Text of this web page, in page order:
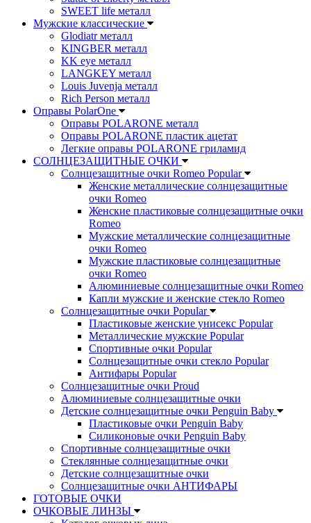
SWEET life металл
Мужские классические
Glodiatr металл
KINGBER металл
KK eye металл
LANGKEY металл
Louis Juvenja металл
Rich Person металл
Оправы PolarOne
Оправы POLARONE металл
Оправы POLARONE пластик ацетат
Легкие оправы POLARONE гриламид
СОЛНЦЕЗАЩИТНЫЕ ОЧКИ
Солнцезащитные очки Romeo Popular
Женские металлические солнцезащитные
очки Romeo
Женские пластиковые солнцезащитные очки
Romeo
Мужские металлические солнцезащитные
очки Romeo
Мужские пластиковые солнцезащитные
очки Romeo
Алюминиевые солнцезащитные очки Romeo
Капли мужские и женские стекло Romeo
Солнцезащитные очки Popular
Пластиковые женские унисекс Popular
Металлические мужские Popular
Спортивные очки Popular
Солнцезащитные очки стекло Popular
Aнтифары Popular
Солнцезащитные очки Proud
Алюминиевые солнцезащитные очки
Детские солнцезащитные очки Penguin Baby
Пластиковые очки Penguin Baby
Силиконовые очки Penguin Baby
Спортивные солнцезащитные очки
Стеклянные солнцезащитные очки
Детские солнцезащитные очки
Солнцезащитные очки АНТИФАРЫ
ГОТОВЫЕ ОЧКИ
ОЧКОВЫЕ ЛИНЗЫ